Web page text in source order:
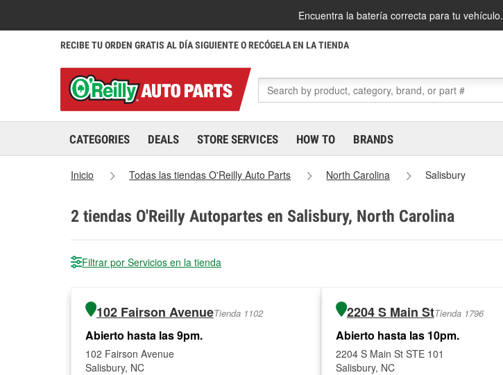
Encuentra la batería correcta para tu vehículo.
RECIBE TU ORDEN GRATIS AL DÍA SIGUIENTE O RECÓGELA EN LA TIENDA
CATEGORIES DEALS STORE SERVICES HOW TO BRANDS
Inicio Todas las tiendas O'Reilly Auto Parts North Carolina Salisbury
2 tiendas O'Reilly Autopartes en Salisbury, North Carolina
Filtrar por Servicios en la tienda
102 Fairson AvenueTienda 1102
Abierto hasta las 9pm.
102 Fairson Avenue
Salisbury, NC
2204 S Main StTienda 1796
Abierto hasta las 10pm.
2204 S Main St STE 101
Salisbury, NC